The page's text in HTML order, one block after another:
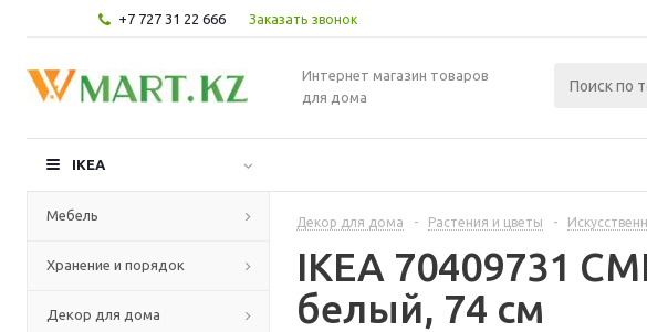
+7 727 31 22 666 Заказать звонок
Интернет магазин товаров
для дома
IKEA
Мебель
Хранение и порядок
Декор для дома
Декор для дома - Растения и цветы -
IKEA 70409731
белый, 74 см